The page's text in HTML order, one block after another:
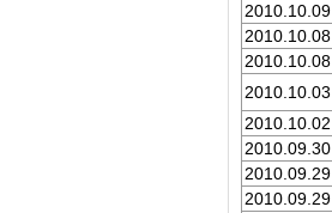
2010.10.09
2010.10.08
2010.10.08
2010.10.03
2010.10.02
2010.09.30
2010.09.29
2010.09.29